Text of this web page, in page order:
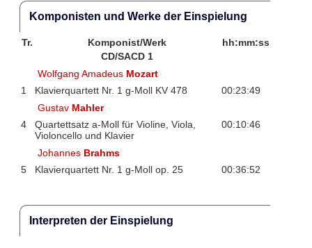
Komponisten und Werke der Einspielung
Tr. Komponist/Werk
hh:mm:ss
CD/SACD 1
Wolfgang Amadeus Mozart
1
Klavierquartett Nr. 1 g-Moll KV 478
00:23:49
Gustav Mahler
4
Quartettsatz a-Moll für Violine, Viola,
Violoncello und Klavier
00:10:46
Johannes Brahms
5
Klavierquartett Nr. 1 g-Moll op. 25 00:36:52
Interpreten der Einspielung